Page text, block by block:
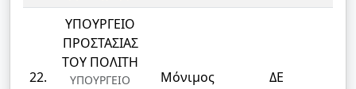
22.
ΥΠΟΥΡΓΕΙΟ
ΠΡΟΣΤΑΣΙΑΣ
ΤΟΥ ΠΟΛΙΤΗ
ΥΠΟΥΡΓΕΙΟ
Μόνιμος ΔΕ